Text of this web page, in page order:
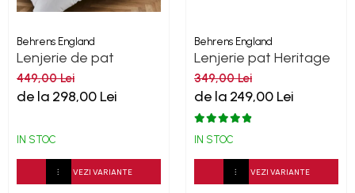
Behrens England
Lenjerie de pat
Heritage Collection
Wide-Narrow 400TC
449,00 Lei
de la 298,00 Lei
IN STOC
VEZI VARIANTE
Behrens England
Lenjerie pat Heritage
Sateen Stripe Alb
200TC
349,00 Lei
de la 249,00 Lei
IN STOC
VEZI VARIANTE